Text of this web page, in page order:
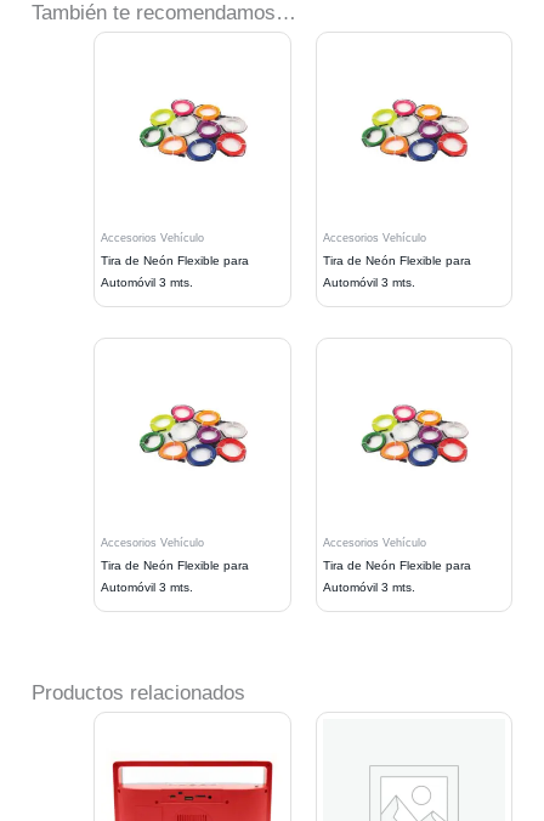
También te recomendamos…
Accesorios Vehículo
Tira de Neón Flexible para
Automóvil 3 mts.
Accesorios Vehículo
Tira de Neón Flexible para
Automóvil 3 mts.
Accesorios Vehículo
Tira de Neón Flexible para
Automóvil 3 mts.
Accesorios Vehículo
Tira de Neón Flexible para
Automóvil 3 mts.
Productos relacionados